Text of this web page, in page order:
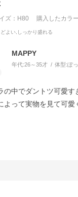
ズ：H80 購入したカラ
よい,しっかり盛れる
MAPPY
年代:26～35才 体型:ぽ
の中でダントツ可愛す
よって実物を見て可愛